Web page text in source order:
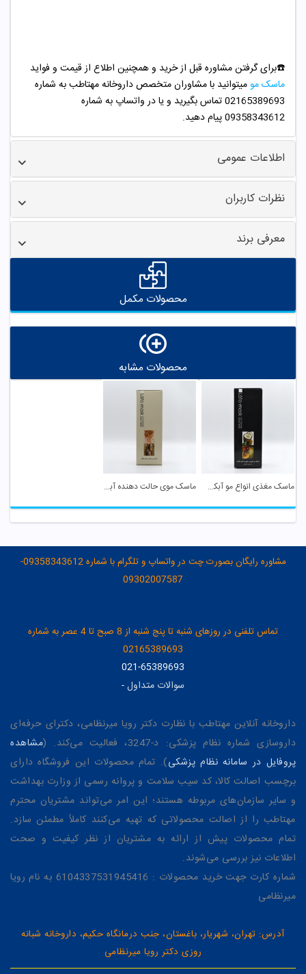
☎️برای گرفتن مشاوره قبل از خرید و همچنین اطلاع از قیمت و فواید
ماسک مو میتوانید با مشاوران متخصص داروخانه مهتاطب به شماره
02165389693 تماس بگیرید و یا در واتساپ به شماره
09358343612 پیام دهید.
اطلاعات عمومی
نظرات کاربران
معرفی برند
محصولات مکمل
محصولات مشابه
ماسک مغذی انواع مو آبکشی لافارر ماسک موی حالت دهنده آبکشی لافارر
مشاوره رایگان بصورت چت در واتساپ و تلگرام با شماره 09358343612-
09302007587
تماس تلفنی در روزهای شنبه تا پنج شنبه از 8 صبح تا 4 عصر به شماره
02165389693
021-65389693
سوالات متداول-
داروخانه آنلاین مهتاطب با نظارت دکتر رویا میرنظامی، دکترای حرفه‌ای
داروسازی شماره نظام پزشکی: د-3247، فعالیت می‌کند. (
مشاهده
پروفایل در سامانه نظام پزشکی). تمام محصولات این فروشگاه دارای
برچسب اصالت کالا، کد سیب سلامت و پروانه رسمی از وزارت بهداشت
و سایر سازمان‌های مربوطه هستند؛ این امر می‌تواند مشتریان محترم
مهتاطب را از اصالت محصولاتی که تهیه می‌کنند کاملاً مطمئن سازد.
تمام محصولات پیش از ارائه به مشتریان از نظر کیفیت و صحت
اطلاعات نیز بررسی می‌شوند.
شماره کارت جهت خرید محصولات : 6104337531945416 به نام رویا
میرنظامی
آدرس: تهران، شهریار، باغستان، جنب درمانگاه حکیم، داروخانه شبانه
روزی دکتر رویا میرنظامی